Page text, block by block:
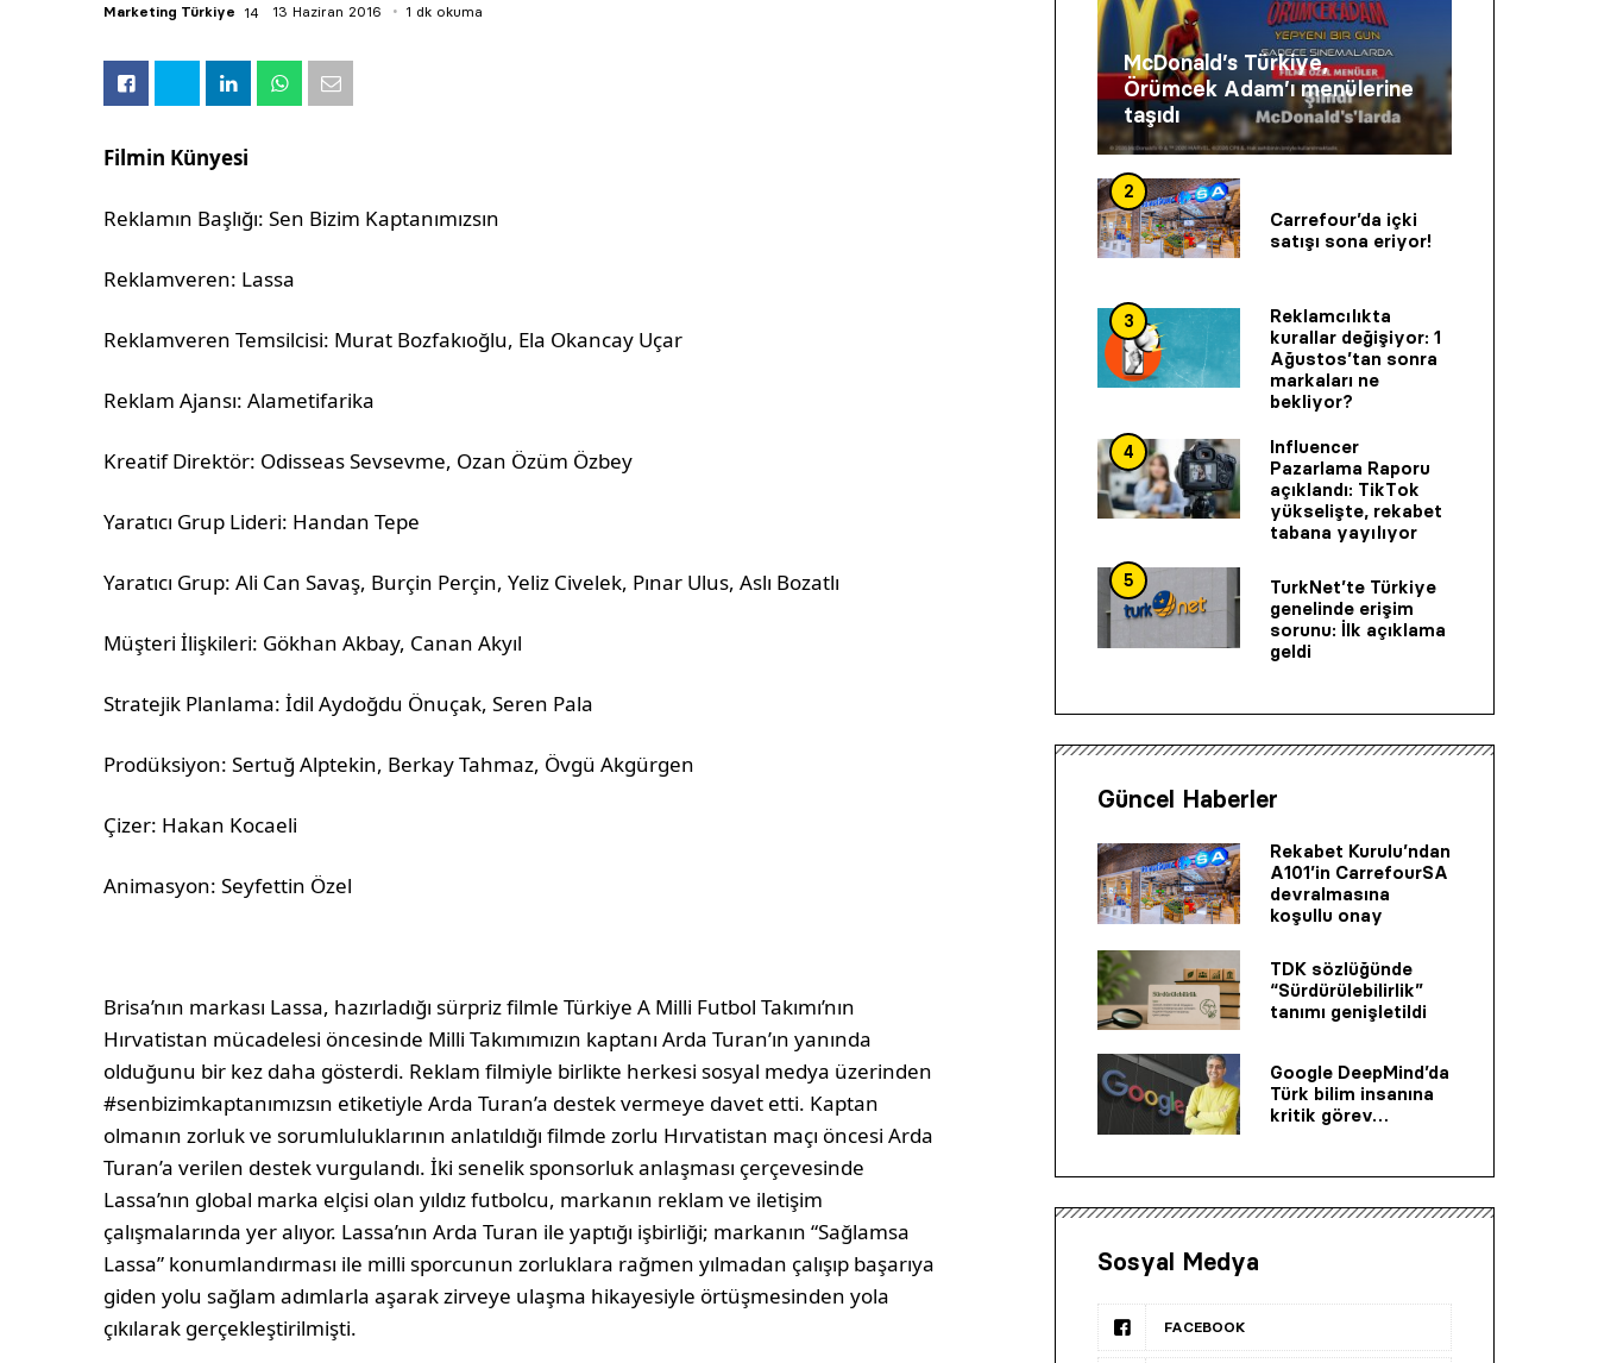
Marketing Türkiye 13 Haziran 2016 1 dk okuma
Filmin Künyesi
Reklamın Başlığı: Sen Bizim Kaptanımızsın
Reklamveren: Lassa
Reklamveren Temsilcisi: Murat Bozfakıoğlu, Ela Okancay Uçar
Reklam Ajansı: Alametifarika
Kreatif Direktör: Odisseas Sevsevme, Ozan Özüm Özbey
Yaratıcı Grup Lideri: Handan Tepe
Yaratıcı Grup: Ali Can Savaş, Burçin Perçin, Yeliz Civelek, Pınar Ulus, Aslı Bozatlı
Müşteri İlişkileri: Gökhan Akbay, Canan Akyıl
Stratejik Planlama: İdil Aydoğdu Önuçak, Seren Pala
Prodüksiyon: Sertuğ Alptekin, Berkay Tahmaz, Övgü Akgürgen
Çizer: Hakan Kocaeli
Animasyon: Seyfettin Özel
Brisa’nın markası Lassa, hazırladığı sürpriz filmle Türkiye A Milli Futbol Takımı’nın
Hırvatistan mücadelesi öncesinde Milli Takımımızın kaptanı Arda Turan’ın yanında
olduğunu bir kez daha gösterdi. Reklam filmiyle birlikte herkesi sosyal medya üzerinden
#senbizimkaptanımızsın etiketiyle Arda Turan’a destek vermeye davet etti. Kaptan
olmanın zorluk ve sorumluluklarının anlatıldığı filmde zorlu Hırvatistan maçı öncesi Arda
Turan’a verilen destek vurgulandı. İki senelik sponsorluk anlaşması çerçevesinde
Lassa’nın global marka elçisi olan yıldız futbolcu, markanın reklam ve iletişim
çalışmalarında yer alıyor. Lassa’nın Arda Turan ile yaptığı işbirliği; markanın “Sağlamsa
Lassa” konumlandırması ile milli sporcunun zorluklara rağmen yılmadan çalışıp başarıya
giden yolu sağlam adımlarla aşarak zirveye ulaşma hikayesiyle örtüşmesinden yola
çıkılarak gerçekleştirilmişti.
McDonald’s Türkiye,
Örümcek Adam’ı menülerine
taşıdı
2
Carrefour’da içki
satışı sona eriyor!
3
Reklamcılıkta
kurallar değişiyor: 1
Ağustos’tan sonra
markaları ne
bekliyor?
4
Influencer
Pazarlama Raporu
açıklandı: TikTok
yükselişte, rekabet
tabana yayılıyor
5
TurkNet’te Türkiye
genelinde erişim
sorunu: İlk açıklama
geldi
Güncel Haberler
Rekabet Kurulu’ndan
A101’in CarrefourSA
devralmasına
koşullu onay
TDK sözlüğünde
“Sürdürülebilirlik”
tanımı genişletildi
Google DeepMind’da
Türk bilim insanına
kritik görev…
Sosyal Medya
FACEBOOK